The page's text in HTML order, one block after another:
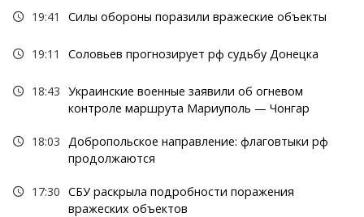
19:41 Силы обороны поразили вражеские объекты
19:11 Соловьев прогнозирует рф судьбу Донецка
18:43 Украинские военные заявили об огневом
контроле маршрута Мариуполь — Чонгар
18:03
Добропольское направление: флаговтыки рф
продолжаются
17:30 СБУ раскрыла подробности поражения
вражеских объектов